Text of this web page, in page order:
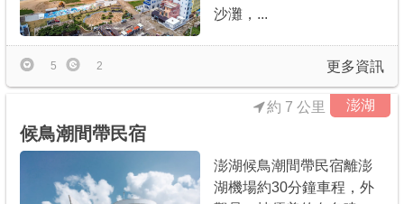
沙灘，...
更多資訊
5 2
澎湖
候鳥潮間帶民宿
約 7 公里
澎湖候鳥潮間帶民宿離澎
湖機場約30分鐘車程，外